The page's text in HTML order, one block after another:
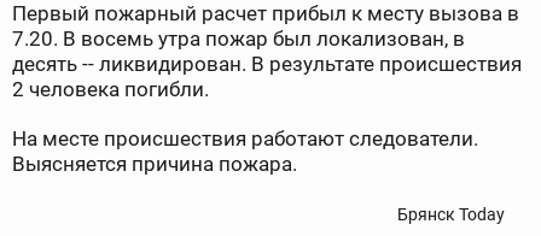
Первый пожарный расчет прибыл к месту вызова в
7.20. В восемь утра пожар был локализован, в
десять -- ликвидирован. В результате происшествия
2 человека погибли.
На месте происшествия работают следователи.
Выясняется причина пожара.
Брянск Today